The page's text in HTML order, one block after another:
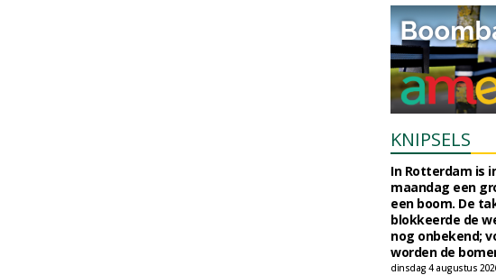
KNIPSELS
In Rotterdam is
maandag een
een boom. De
blokkeerde de
nog onbekend;
worden de
dinsdag 4 augustus